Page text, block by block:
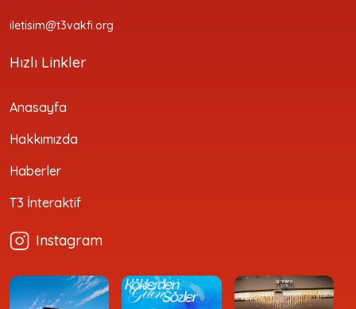
iletisim@t3vakfi.org
Hızlı Linkler
Anasayfa
Hakkımızda
Haberler
T3 İnteraktif
Instagram